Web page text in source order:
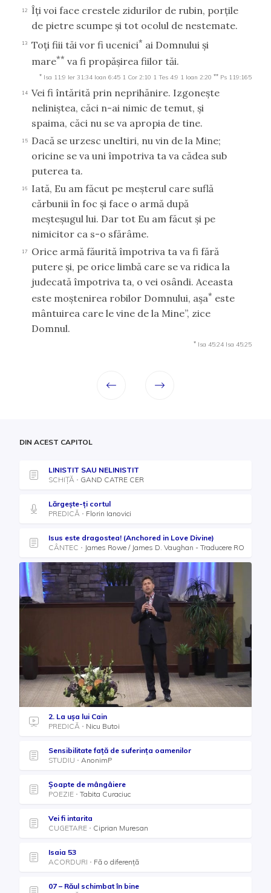
12
Îţi voi face crestele zidurilor de rubin, porţile
de pietre scumpe şi tot ocolul de nestemate.
13 Toţi fiii tăi vor fi ucenici* ai Domnului şi
mare** va fi propăşirea fiilor tăi.
* Isa 11:9 Ier 31:34 Ioan 6:45 1 Cor 2:10 1 Tes 4:9 1 Ioan 2:20 ** Ps 119:165
14 Vei fi întărită prin neprihănire. Izgoneşte
neliniştea, căci n-ai nimic de temut, şi
spaima, căci nu se va apropia de tine.
15
Dacă se urzesc uneltiri, nu vin de la Mine;
oricine se va uni împotriva ta va cădea sub
puterea ta.
16
Iată, Eu am făcut pe meşterul care suflă
cărbunii în foc şi face o armă după
meşteşugul lui. Dar tot Eu am făcut şi pe
nimicitor ca s-o sfărâme.
17
Orice armă făurită împotriva ta va fi fără
putere şi, pe orice limbă care se va ridica la
judecată împotriva ta, o vei osândi. Aceasta
este moştenirea robilor Domnului, aşa* este
mântuirea care le vine de la Mine”, zice
Domnul.
* Isa 45:24 Isa 45:25
DIN ACEST CAPITOL
LINISTIT SAU NELINISTIT
SCHIȚĂ
GAND CATRE CER
Lărgeşte-ți cortul
PREDICĂ
Florin Ianovici
Isus este dragostea! (Anchored in Love Divine)
CÂNTEC
James Rowe / James D. Vaughan - Traducere RO
2. La ușa lui Cain
PREDICĂ
Nicu Butoi
Sensibilitate faţă de suferinţa oamenilor
STUDIU
AnonimP
Șoapte de mângâiere
POEZIE
Tabita Curaciuc
Vei fi intarita
CUGETARE
Ciprian Muresan
Isaia 53
ACORDURI
Fă o diferenţă
07 – Răul schimbat în bine